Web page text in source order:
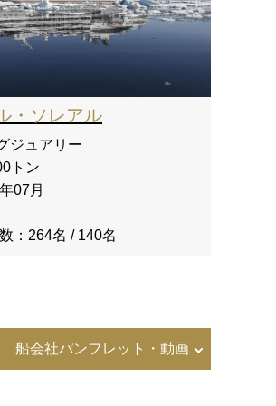
・ソレアル
ジュアリー
トン
07月
： 264名 / 140名
船会社パンフレット・動画